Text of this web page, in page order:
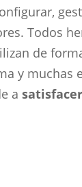
Todos
de
y muchas
a